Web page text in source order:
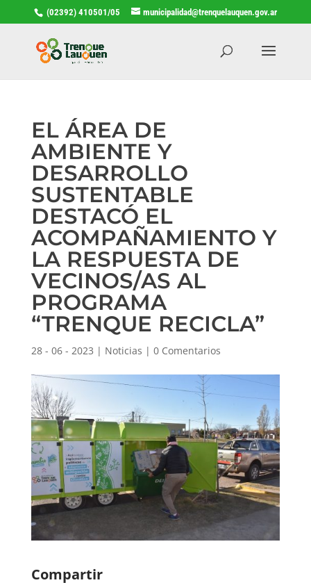
(02392) 410501/05 municipalidad@trenquelauquen.gov.ar
EL ÁREA DE
AMBIENTE Y
DESARROLLO
SUSTENTABLE
DESTACÓ EL
ACOMPAÑAMIENTO Y
LA RESPUESTA DE
VECINOS/AS AL
PROGRAMA
“TRENQUE RECICLA”
28 - 06 - 2023 | Noticias | 0 Comentarios
Compartir